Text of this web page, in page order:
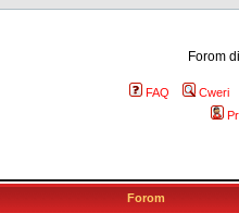
Forom
FAQ
Cweri
Forom